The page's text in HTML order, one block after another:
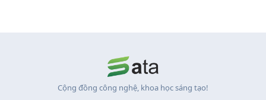
Cộng đồng công nghệ, khoa học sáng tạo!